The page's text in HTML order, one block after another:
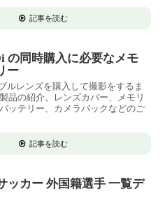
記事を読む
の同時購入に必要なメモ
ー
ルレンズを購入して撮影をするま
品の紹介。レンズカバー、メモリ
ッテリー、カメラバックなどのご
記事を読む
ッカー 外国籍選手 一覧デ